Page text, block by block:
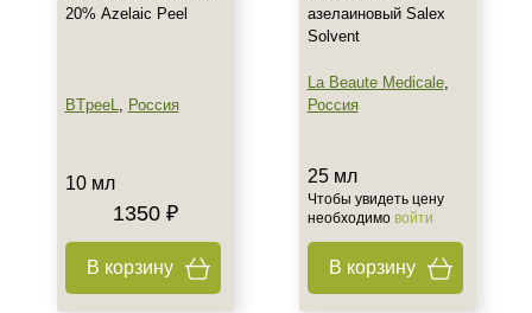
Тип пилинга
Класс косметики
20% Azelaic Peel
BTpeeL, Россия
10 мл
1350 ₽
В корзину
азелаиновый Salex
Solvent
La Beaute Medicale,
Россия
25 мл
Чтобы увидеть цену
необходимо войти
В корзину